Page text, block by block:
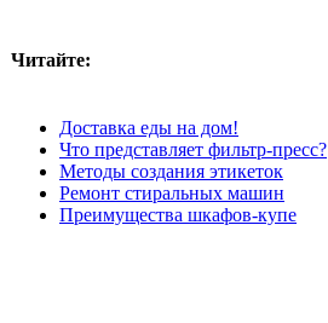
Читайте:
Доставка еды на дом!
Что представляет фильтр-пресс?
Методы создания этикеток
Ремонт стиральных машин
Преимущества шкафов-купе